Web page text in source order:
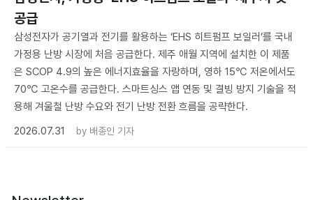
공급
삼성전자가 공기열과 전기를 활용하는 ‘EHS 히트펌프 보일러’를 국내
가정용 난방 시장에 처음 공급한다. 제주 애월 지역에 설치한 이 제품
은 SCOP 4.9의 높은 에너지효율을 자랑하며, 영하 15℃ 저온에서도
70℃ 고온수를 공급한다. 스마트싱스 앱 연동 및 결빙 방지 기술을 적
용해 겨울철 난방 수요와 전기 난방 전환 흐름을 공략한다.
2026.07.31
by 배종인 기자